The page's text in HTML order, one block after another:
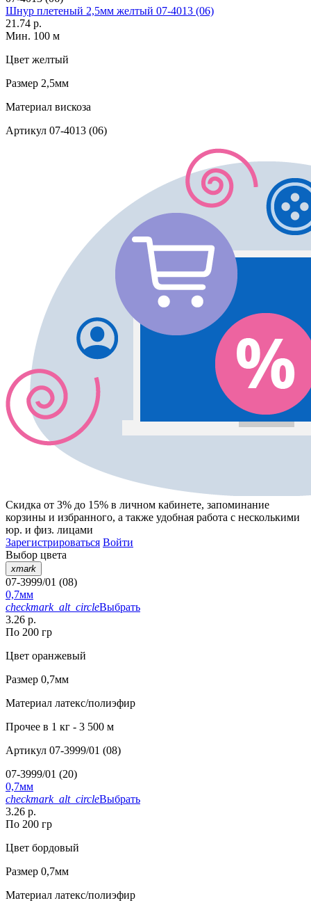
Шнур плетеный 2,5мм желтый 07-4013 (06)
21.74 р.
Мин. 100 м
Цвет желтый
Размер 2,5мм
Материал вискоза
Артикул 07-4013 (06)
Скидка от 3% до 15% в личном кабинете, запоминание
корзины и избранного, а также удобная работа с несколькими
юр. и физ. лицами
Зарегистрироваться Войти
Выбор цвета
xmark
07-3999/01 (08)
0,7мм
checkmark_alt_circleВыбрать
3.26 р.
По 200 гр
Цвет оранжевый
Размер 0,7мм
Материал латекс/полиэфир
Прочее в 1 кг - 3 500 м
Артикул 07-3999/01 (08)
07-3999/01 (20)
0,7мм
checkmark_alt_circleВыбрать
3.26 р.
По 200 гр
Цвет бордовый
Размер 0,7мм
Материал латекс/полиэфир